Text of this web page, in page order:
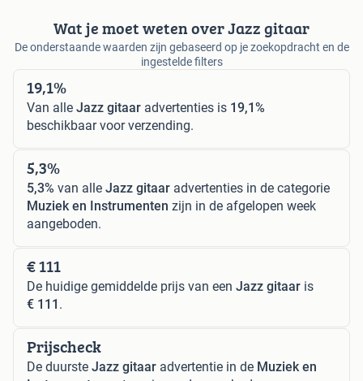
Wat je moet weten over Jazz gitaar
De onderstaande waarden zijn gebaseerd op je zoekopdracht en de
ingestelde filters
19,1%
Van alle Jazz gitaar advertenties is 19,1%
beschikbaar voor verzending.
5,3%
5,3% van alle Jazz gitaar advertenties in de categorie
Muziek en Instrumenten zijn in de afgelopen week
aangeboden.
€ 111
De huidige gemiddelde prijs van een Jazz gitaar is
€ 111 .
Prijscheck
De duurste Jazz gitaar advertentie in de Muziek en